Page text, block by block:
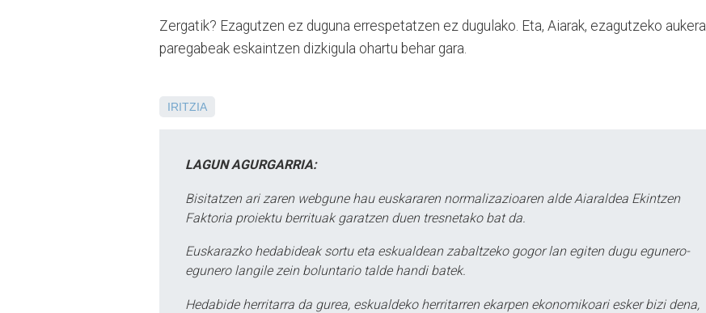
Zergatik? Ezagutzen ez duguna errespetatzen ez dugulako. Eta, Aiarak, ezagutzeko aukera
paregabeak eskaintzen dizkigula ohartu behar gara.
IRITZIA
LAGUN AGURGARRIA:
Bisitatzen ari zaren webgune hau euskararen normalizazioaren alde Aiaraldea Ekintzen
Faktoria proiektu berrituak garatzen duen tresnetako bat da.
Euskarazko hedabideak sortu eta eskualdean zabaltzeko gogor lan egiten dugu egunero-
egunero langile zein boluntario talde handi batek.
Hedabide herritarra da gurea, eskualdeko herritarren ekarpen ekonomikoari esker bizi dena,